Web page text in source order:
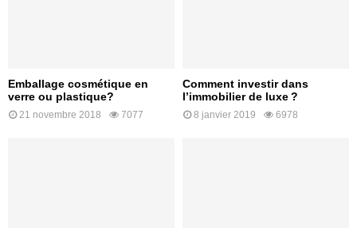
Emballage cosmétique en
verre ou plastique?
21 novembre 2018 7077
Comment investir dans
l’immobilier de luxe ?
8 janvier 2019 6978